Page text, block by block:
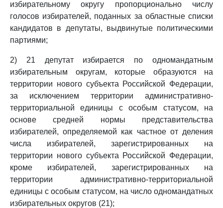
избирательному округу пропорционально числу
голосов избирателей, поданных за областные списки
кандидатов в депутаты, выдвинутые политическими
партиями;
2) 21 депутат избирается по одномандатным
избирательным округам, которые образуются на
территории нового субъекта Российской Федерации,
за исключением территории административно-
территориальной единицы с особым статусом, на
основе средней нормы представительства
избирателей, определяемой как частное от деления
числа избирателей, зарегистрированных на
территории нового субъекта Российской Федерации,
кроме избирателей, зарегистрированных на
территории административно-территориальной
единицы с особым статусом, на число одномандатных
избирательных округов (21);